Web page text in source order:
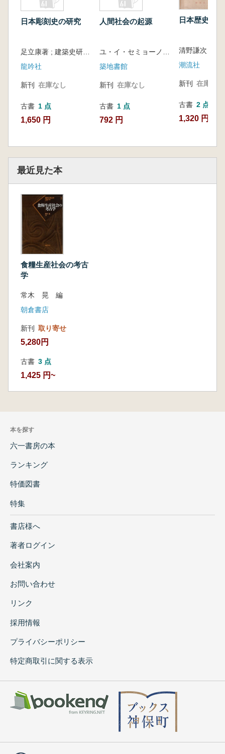
日本彫刻史の研究
龍吟社
新刊 在庫なし
古書 1 点
1,650 円
人間社会の起源
築地書館
新刊 在庫なし
古書 1 点
792 円
日本歴史の
清野謙次 著
潮流社
新刊 在庫なし
古書 2 点
1,320 円~
最近見た本
食糧生産社会の考古
学
常木 晃 編
朝倉書店
新刊 取り寄せ
5,280円
古書 3 点
1,425 円~
本を探す
六一書房の本
ランキング
特価図書
特集
書店様へ
著者ログイン
会社案内
お問い合わせ
リンク
採用情報
プライバシーポリシー
特定商取引に関する表示